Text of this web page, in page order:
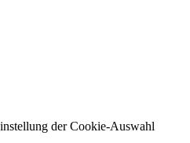
der Cookie-Auswahl